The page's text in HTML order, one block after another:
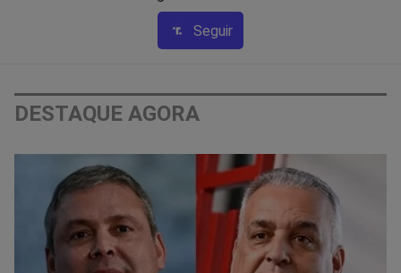
Seguir
DESTAQUE AGORA